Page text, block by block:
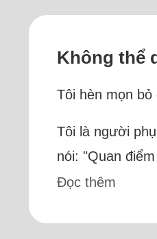
Không thể
Tôi hèn mọn
Tôi là người
nói: "Quan
Đọc thêm